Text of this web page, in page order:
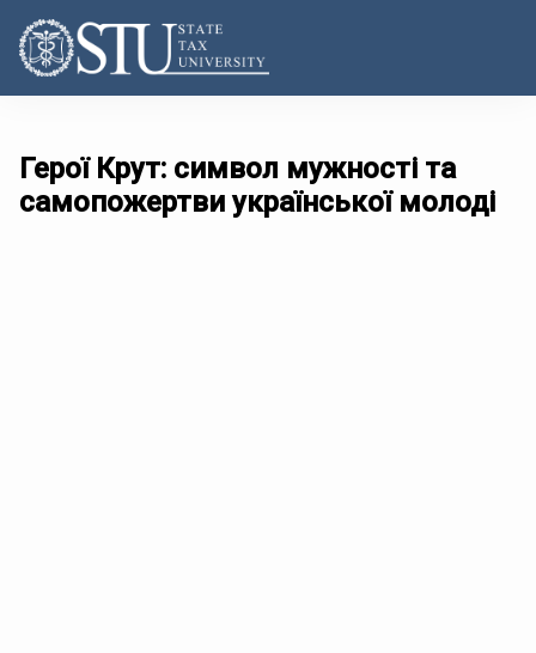
Герої Крут: символ мужності та
самопожертви української молодi